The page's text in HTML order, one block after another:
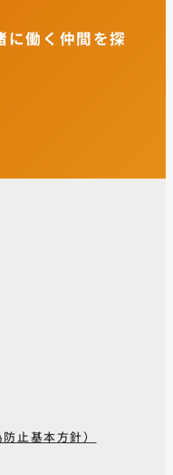
に働く仲間を探
止基本方針）